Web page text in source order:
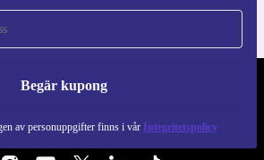
Begär kupong
av personuppgifter finns i vår Integritetspolicy
SVERIGE - RETHINK NEW.
FÖLJ OSS